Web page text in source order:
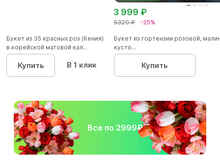
Букет из 35 красных роз (Кения)
в корейской матовой кал...
Купить В 1 клик
5320 ₽ -25%
3 999 ₽
Букет из гортензии розовой,
кусто...
Купить
Все по 2999₽